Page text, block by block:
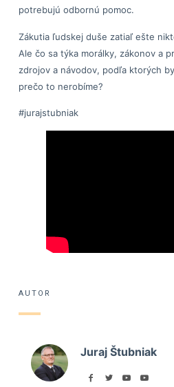
potrebujú odbornú pomoc.
Zákutia ľudskej duše zatiaľ ešte
Ale čo sa týka morálky, zákonov a
zdrojov a návodov, podľa ktorých
prečo to nerobíme?
#jurajstubniak
AUTOR
Juraj Štubniak